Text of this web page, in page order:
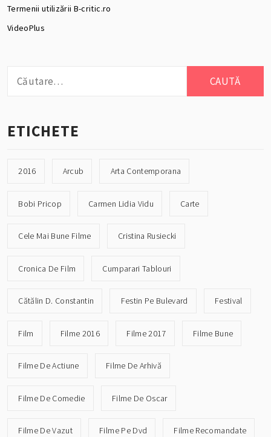
Termenii utilizării B-critic.ro
VideoPlus
după:
ETICHETE
2016 Arcub Arta Contemporana
Bobi Pricop Carmen Lidia Vidu Carte
Cele Mai Bune Filme Cristina Rusiecki
Cronica De Film Cumparari Tablouri
Cătălin D. Constantin Festin Pe Bulevard Festival
Film Filme 2016 Filme 2017 Filme Bune
Filme De Actiune Filme De Arhivă
Filme De Comedie Filme De Oscar
Filme De Vazut Filme Pe Dvd Filme Recomandate